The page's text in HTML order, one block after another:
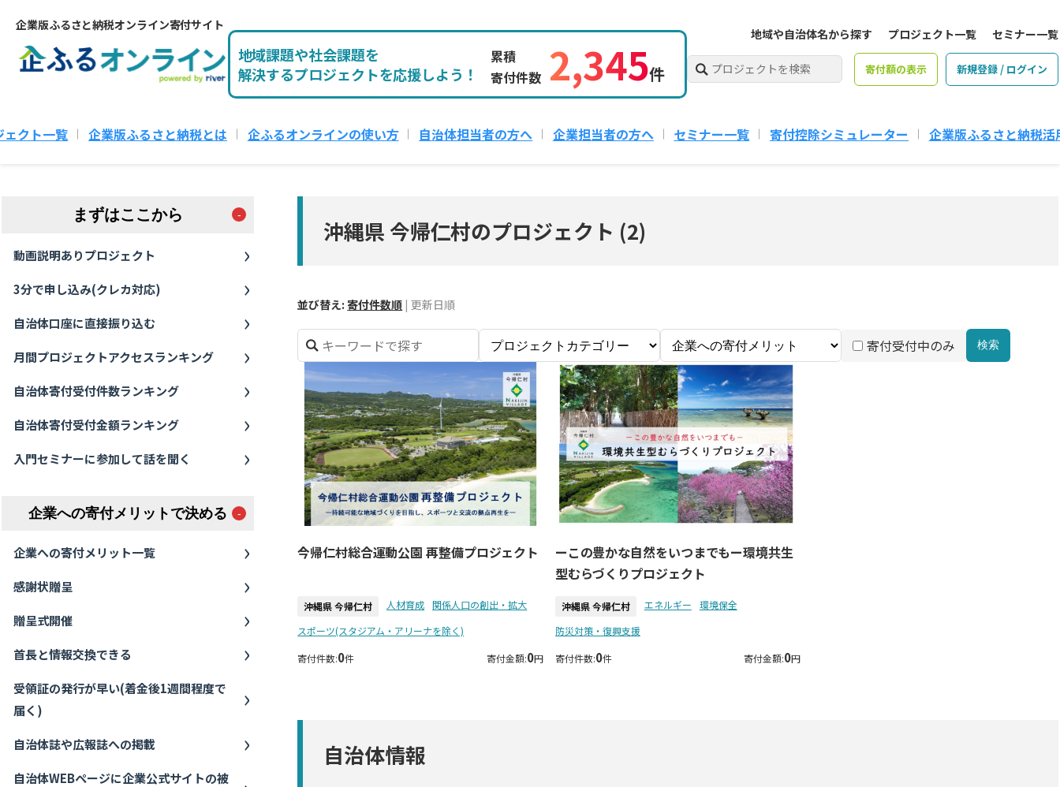
企業版ふるさと納税オンライン寄付サイト
地域課題や社会課題を
解決するプロジェクトを応援しよう！
累積
寄付件数 2,345件
地域や自治体名から探す プロジェクト一覧 セミナー一覧
寄付額の表示 新規登録 / ログイン
ェクト一覧 企業版ふるさと納税とは 企ふるオンラインの使い方 自治体担当者の方へ 企業担当者の方へ セミナー一覧 寄付控除シミュレーター 企業版ふるさと納税活
まずはここから
動画説明ありプロジェクト
3分で申し込み(クレカ対応)
自治体口座に直接振り込む
月間プロジェクトアクセスランキング
自治体寄付受付件数ランキング
自治体寄付受付金額ランキング
入門セミナーに参加して話を聞く
企業への寄付メリットで決める
企業への寄付メリット一覧
感謝状贈呈
贈呈式開催
首長と情報交換できる
受領証の発行が早い(着金後1週間程度で
届く)
自治体誌や広報誌への掲載
自治体WEBページに企業公式サイトの被
沖縄県 今帰仁村のプロジェクト (2)
並び替え: 寄付件数順 | 更新日順
寄付受付中のみ 検索
今帰仁村総合運動公園 再整備プロジェクト
沖縄県 今帰仁村 人材育成 関係人口の創出・拡大
スポーツ(スタジアム・アリーナを除く)
寄付件数:0件 寄付金額:0円
ーこの豊かな自然をいつまでもー環境共生
型むらづくりプロジェクト
沖縄県 今帰仁村 エネルギー
環境保全
防災対策・復興支援
寄付件数:0件 寄付金額:0円
自治体情報